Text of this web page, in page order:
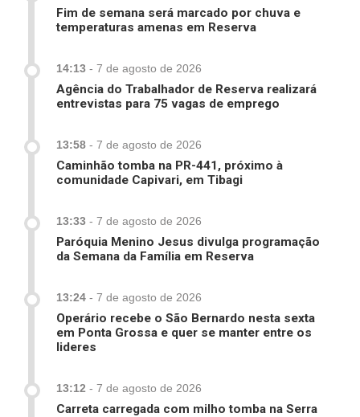
Fim de semana será marcado por chuva e
temperaturas amenas em Reserva
14:13 - 7 de agosto de 2026
Agência do Trabalhador de Reserva realizará
entrevistas para 75 vagas de emprego
13:58 - 7 de agosto de 2026
Caminhão tomba na PR-441, próximo à
comunidade Capivari, em Tibagi
13:33 - 7 de agosto de 2026
Paróquia Menino Jesus divulga programação
da Semana da Família em Reserva
13:24 - 7 de agosto de 2026
Operário recebe o São Bernardo nesta sexta
em Ponta Grossa e quer se manter entre os
lideres
13:12 - 7 de agosto de 2026
Carreta carregada com milho tomba na Serra